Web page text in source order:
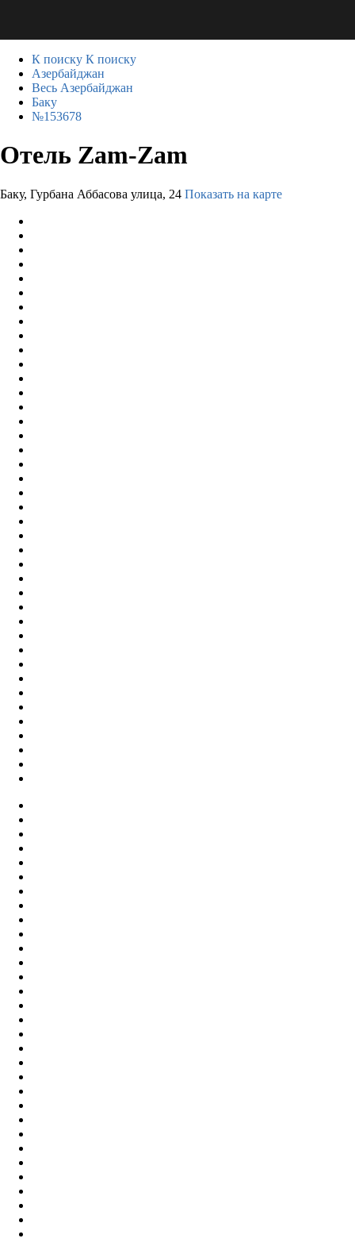
К поиску К поиску
Азербайджан
Весь Азербайджан
Баку
№153678
Отель Zam-Zam
Баку, Гурбана Аббасова улица, 24 Показать на карте